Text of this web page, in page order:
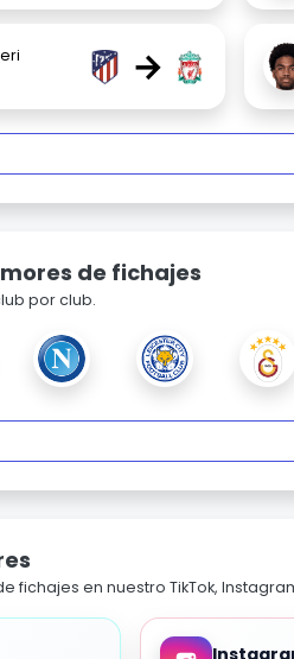
→
de fichajes
por club.
fichajes en nuestro TikTok,